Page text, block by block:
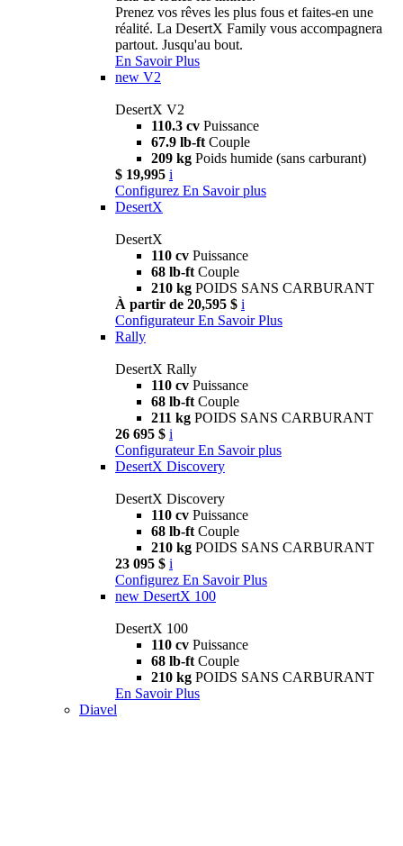
Prenez vos rêves les plus fous et faites-en une
réalité. La DesertX Family vous accompagnera
partout. Jusqu'au bout.
En Savoir Plus
new V2
DesertX V2
110.3 cv Puissance
67.9 lb-ft Couple
209 kg Poids humide (sans carburant)
$ 19,995 i
Configurez En Savoir plus
DesertX
DesertX
110 cv Puissance
68 lb-ft Couple
210 kg POIDS SANS CARBURANT
À partir de 20,595 $ i
Configurateur En Savoir Plus
Rally
DesertX Rally
110 cv Puissance
68 lb-ft Couple
211 kg POIDS SANS CARBURANT
26 695 $ i
Configurateur En Savoir plus
DesertX Discovery
DesertX Discovery
110 cv Puissance
68 lb-ft Couple
210 kg POIDS SANS CARBURANT
23 095 $ i
Configurez En Savoir Plus
new DesertX 100
DesertX 100
110 cv Puissance
68 lb-ft Couple
210 kg POIDS SANS CARBURANT
En Savoir Plus
Diavel